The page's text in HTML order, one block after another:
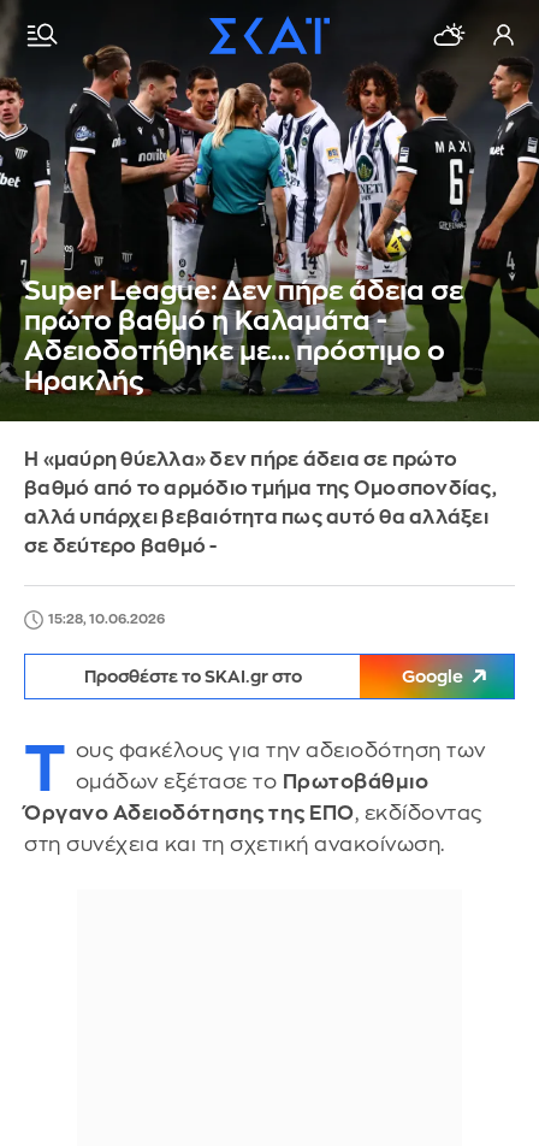
Super League: Δεν πήρε άδεια σε
πρώτο βαθμό η Καλαμάτα -
Αδειοδοτήθηκε με… πρόστιμο ο
Ηρακλής
Η «μαύρη θύελλα» δεν πήρε άδεια σε πρώτο
βαθμό από το αρμόδιο τμήμα της Ομοσπονδίας,
αλλά υπάρχει βεβαιότητα πως αυτό θα αλλάξει
σε δεύτερο βαθμό -
15:28, 10.06.2026
Προσθέστε το SKAI.gr στο Google
Τ ους φακέλους για την αδειοδότηση των
ομάδων εξέτασε το Πρωτοβάθμιο
Όργανο Αδειοδότησης της ΕΠΟ, εκδίδοντας
στη συνέχεια και τη σχετική ανακοίνωση.